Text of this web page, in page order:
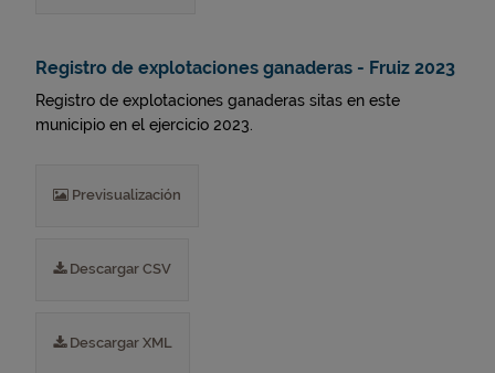
Registro de explotaciones ganaderas - Fruiz 2023
Registro de explotaciones ganaderas sitas en este
municipio en el ejercicio 2023.
Previsualización
Descargar CSV
Descargar XML